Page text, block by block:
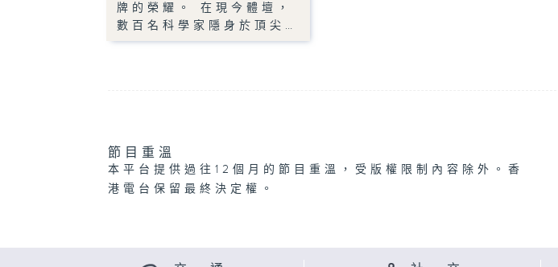
牌的榮耀。 在現今體壇，
數百名科學家隱身於頂尖…
節目重溫
本平台提供過往12個月的節目重溫，受版權限制內容除外。香
港電台保留最終決定權。